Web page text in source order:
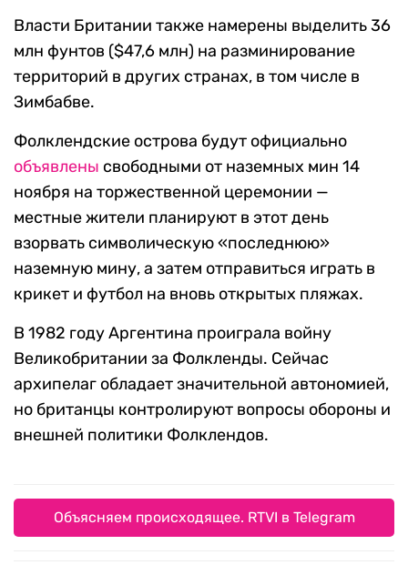
Власти Британии также намерены выделить 36
млн фунтов ($47,6 млн) на разминирование
территорий в других странах, в том числе в
Зимбабве.
Фолклендские острова будут официально
объявлены свободными от наземных мин 14
ноября на торжественной церемонии —
местные жители планируют в этот день
взорвать символическую «последнюю»
наземную мину, а затем отправиться играть в
крикет и футбол на вновь открытых пляжах.
В 1982 году Аргентина проиграла войну
Великобритании за Фолкленды. Сейчас
архипелаг обладает значительной автономией,
но британцы контролируют вопросы обороны и
внешней политики Фолклендов.
Объясняем происходящее. RTVI в Telegram